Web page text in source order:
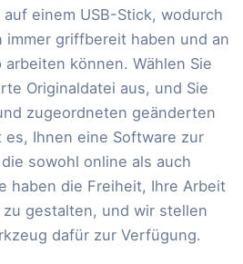
einem USB-Stick, wodurch
immer griffbereit haben und an
arbeiten können. Wählen Sie
Originaldatei aus, und Sie
zugeordneten geänderten
es, Ihnen eine Software zur
sowohl online als auch
haben die Freiheit, Ihre Arbeit
gestalten, und wir stellen
dafür zur Verfügung.